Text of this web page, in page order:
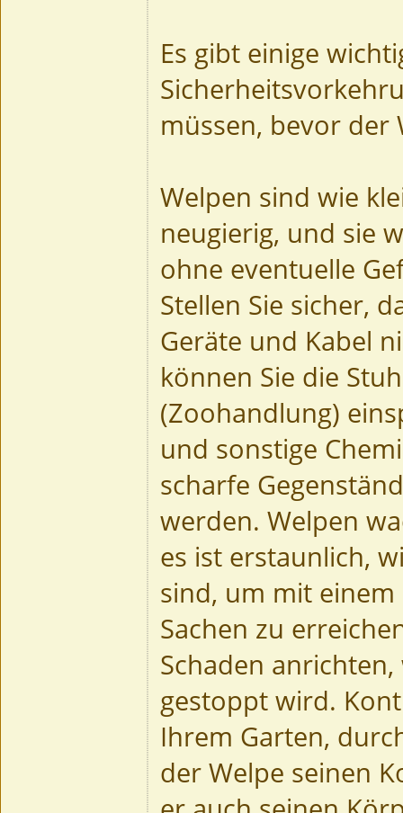
Es gibt einige
müssen, bevor der
Welpen sind wie
neugierig, und sie
ohne eventuelle
Stellen Sie sicher,
Geräte und Kabel
können Sie die
(Zoohandlung)
und sonstige
scharfe
werden. Welpen
es ist erstaunlich,
sind, um mit
Sachen zu
Schaden
gestoppt wird.
Ihrem Garten,
der Welpe seinen